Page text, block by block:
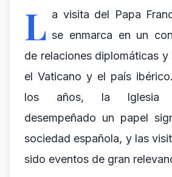
L a visita del Papa
se enmarca en un
de relaciones diplomáticas y
el Vaticano y el país
los años, la Iglesia
desempeñado un papel
sociedad española, y las
sido eventos de gran